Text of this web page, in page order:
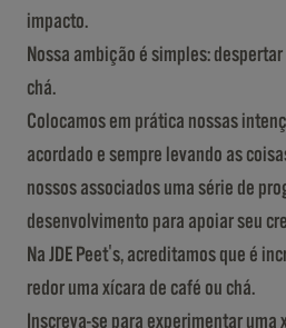
impacto.
Nossa ambição é simples:
chá.
Colocamos em prática nossas
acordado e sempre levando as
nossos associados uma série de
desenvolvimento para apoiar seu
Na JDE Peet's, acreditamos que é
redor uma xícara de café ou chá.
Inscreva-se para experimentar uma